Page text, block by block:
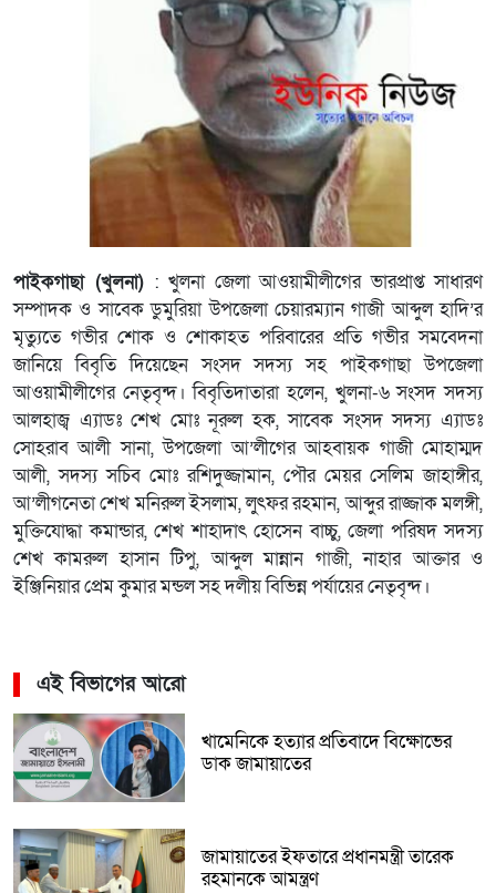
পাইকগাছা (খুলনা) : খুলনা জেলা আওয়ামীলীগের ভারপ্রাপ্ত সাধারণ
সম্পাদক ও সাবেক ডুমুরিয়া উপজেলা চেয়ারম্যান গাজী আব্দুল হাদি’র
মৃত্যুতে গভীর শোক ও শোকাহত পরিবারের প্রতি গভীর সমবেদনা
জানিয়ে বিবৃতি দিয়েছেন সংসদ সদস্য সহ পাইকগাছা উপজেলা
আওয়ামীলীগের নেতৃবৃন্দ। বিবৃতিদাতারা হলেন, খুলনা-৬ সংসদ সদস্য
আলহাজ্ব এ্যাডঃ শেখ মোঃ নূরুল হক, সাবেক সংসদ সদস্য এ্যাডঃ
সোহরাব আলী সানা, উপজেলা আ’লীগের আহবায়ক গাজী মোহাম্মদ
আলী, সদস্য সচিব মোঃ রশিদুজ্জামান, পৌর মেয়র সেলিম জাহাঙ্গীর,
আ’লীগনেতা শেখ মনিরুল ইসলাম, লুৎফর রহমান, আব্দুর রাজ্জাক মলঙ্গী,
মুক্তিযোদ্ধা কমান্ডার, শেখ শাহাদাৎ হোসেন বাচ্চু, জেলা পরিষদ সদস্য
শেখ কামরুল হাসান টিপু, আব্দুল মান্নান গাজী, নাহার আক্তার ও
ইঞ্জিনিয়ার প্রেম কুমার মন্ডল সহ দলীয় বিভিন্ন পর্যায়ের নেতৃবৃন্দ।
এই বিভাগের আরো
খামেনিকে হত্যার প্রতিবাদে বিক্ষোভের
ডাক জামায়াতের
জামায়াতের ইফতারে প্রধানমন্ত্রী তারেক
রহমানকে আমন্ত্রণ